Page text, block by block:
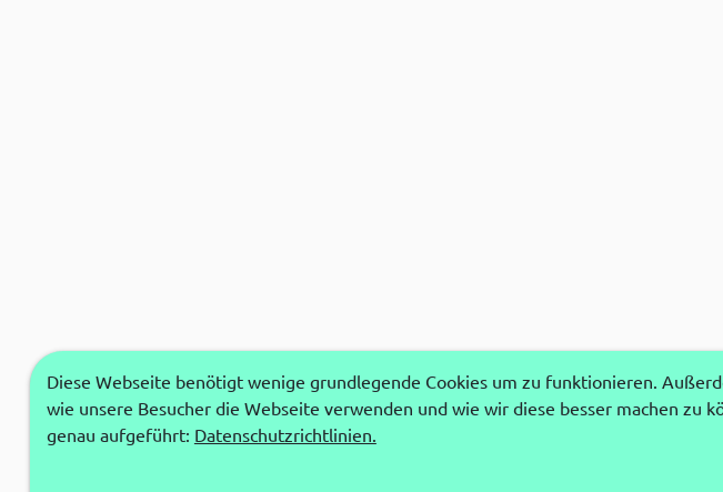
Diese Webseite benötigt wenige grundlegende Cookies um zu funktionieren.
wie unsere Besucher die Webseite verwenden und wie wir diese besser machen
genau aufgeführt: Datenschutzrichtlinien.